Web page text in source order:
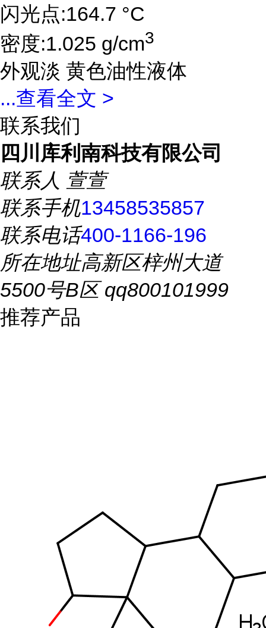
闪光点:164.7 °C
密度:1.025 g/cm3
外观淡 黄色油性液体
...查看全文 >
联系我们
四川库利南科技有限公司
联系人 萱萱
联系手机13458535857
联系电话400-1166-196
所在地址高新区梓州大道
5500号B区 qq800101999
推荐产品